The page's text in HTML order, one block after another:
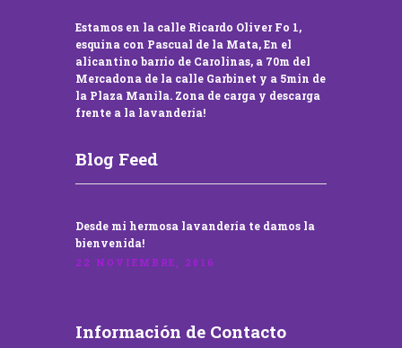
Estamos en la calle Ricardo Oliver Fo 1,
esquina con Pascual de la Mata, En el
alicantino barrio de Carolinas, a 70m del
Mercadona de la calle Garbinet y a 5min de
la Plaza Manila. Zona de carga y descarga
frente a la lavandería!
Blog Feed
Desde mi hermosa lavandería te damos la
bienvenida!
22 NOVIEMBRE, 2016
Información de Contacto